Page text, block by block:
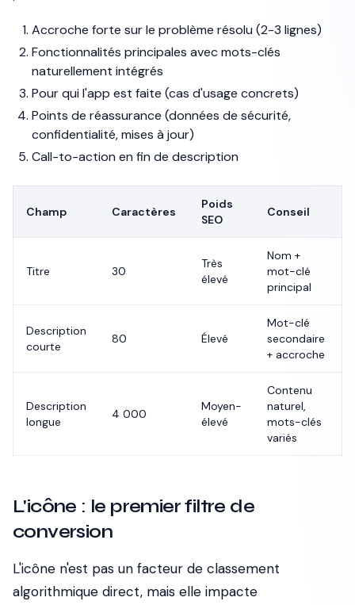
Accroche forte sur le problème résolu (2-3 lignes)
Fonctionnalités principales avec mots-clés
naturellement intégrés
Pour qui l'app est faite (cas d'usage concrets)
Points de réassurance (données de sécurité,
confidentialité, mises à jour)
Call-to-action en fin de description
Champ Caractères
Poids
SEO
Conseil
Titre 30
Très
élevé
Nom +
mot-clé
principal
Description
courte
80 Élevé
Mot-clé
secondaire
+ accroche
Description
longue
4 000
Moyen-
élevé
Contenu
naturel,
mots-clés
variés
L'icône : le premier filtre de
conversion
L'icône n'est pas un facteur de classement
algorithmique direct, mais elle impacte